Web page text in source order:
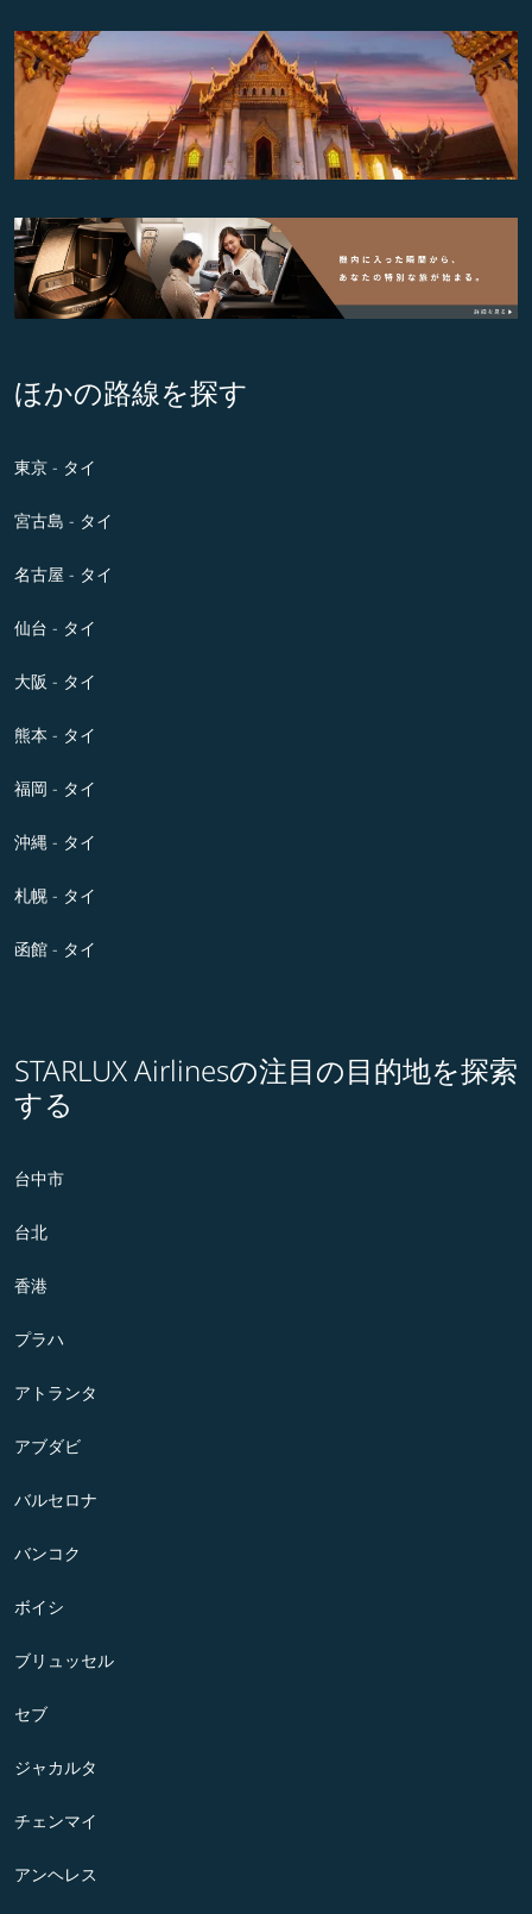
ほかの路線を探す
東京 - タイ
宮古島 - タイ
名古屋 - タイ
仙台 - タイ
大阪 - タイ
熊本 - タイ
福岡 - タイ
沖縄 - タイ
札幌 - タイ
函館 - タイ
STARLUX Airlinesの注目の目的地を探索
する
台中市
台北
香港
プラハ
アトランタ
アブダビ
バルセロナ
バンコク
ボイシ
ブリュッセル
セブ
ジャカルタ
チェンマイ
アンヘレス